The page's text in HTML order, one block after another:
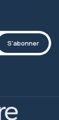
S'abonner